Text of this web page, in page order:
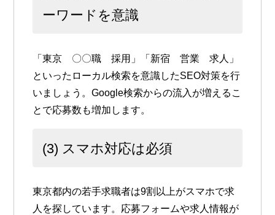
ーワードを意識
「東京 〇〇職 採用」「新宿 営業 求人」
といったローカル検索を意識したSEO対策を行
いましょう。Google検索からの流入が増えるこ
とで応募数も増加します。
(3) スマホ対応は必須
東京都内の若手求職者は9割以上がスマホで求
人を探しています。応募フォームや求人情報が